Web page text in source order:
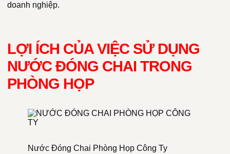
doanh nghiệp.
LỢI ÍCH CỦA VIỆC SỬ DỤNG
NƯỚC ĐÓNG CHAI TRONG
PHÒNG HỌP
Nước Đóng Chai Phòng Họp Công Ty